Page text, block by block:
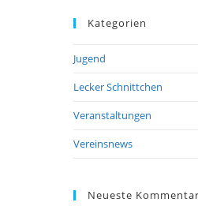
Kategorien
Jugend
Lecker Schnittchen
Veranstaltungen
Vereinsnews
Neueste